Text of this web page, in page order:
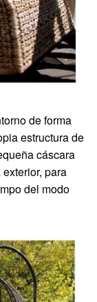
de forma
estructura de
cáscara
para
del modo